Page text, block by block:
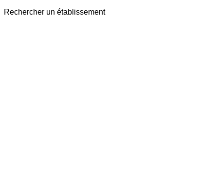
Rechercher un établissement